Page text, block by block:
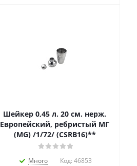
Шейкер 0,45 л. 20 см. нерж.
Европейский, ребристый МГ
(MG) /1/72/ (CSRB16)**
Много Код: 46853